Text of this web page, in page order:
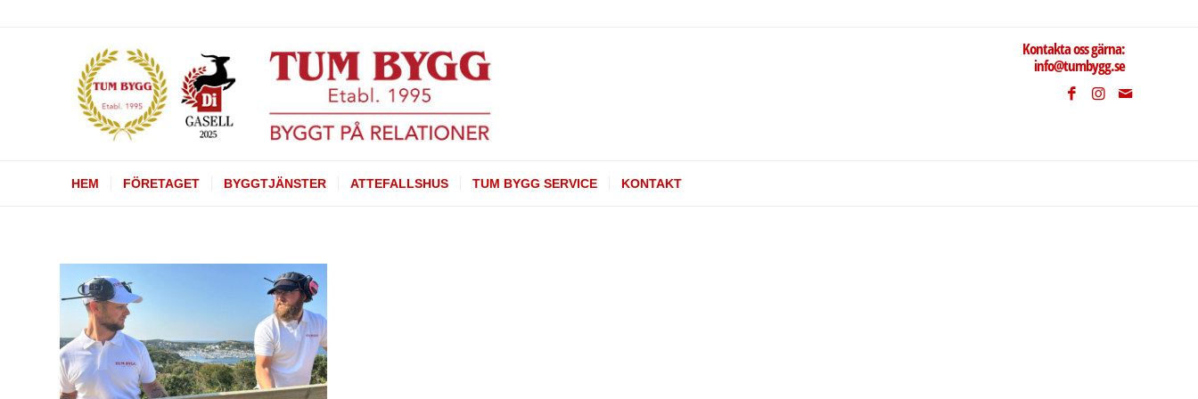
Kontakta oss gärna:
info@tumbygg.se
HEM FÖRETAGET BYGGTJÄNSTER ATTEFALLSHUS TUM BYGG SERVICE KONTAKT